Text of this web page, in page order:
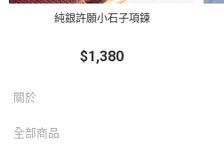
純銀許願小石子項鍊
$1,380
關於
全部商品